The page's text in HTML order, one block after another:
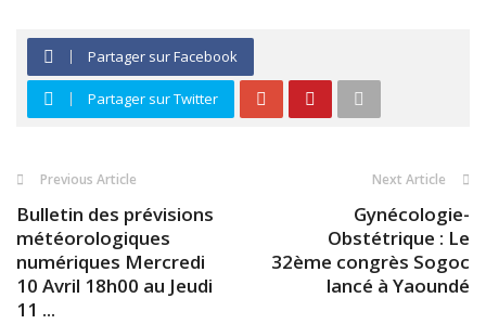
Partager sur Facebook
Partager sur Twitter
Previous Article
Bulletin des prévisions
météorologiques
numériques Mercredi
10 Avril 18h00 au Jeudi
11 ...
Next Article
Gynécologie-
Obstétrique : Le
32ème congrès Sogoc
lancé à Yaoundé